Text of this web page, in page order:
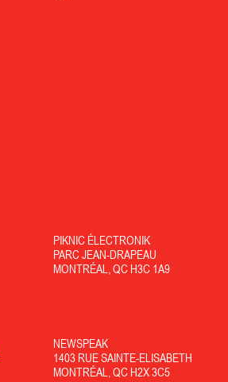
PIKNIC ÉLECTRONIK
PARC JEAN-DRAPEAU
MONTRÉAL, QC H3C 1A9
NEWSPEAK
1403 RUE SAINTE-ELISABETH
MONTRÉAL, QC H2X 3C5